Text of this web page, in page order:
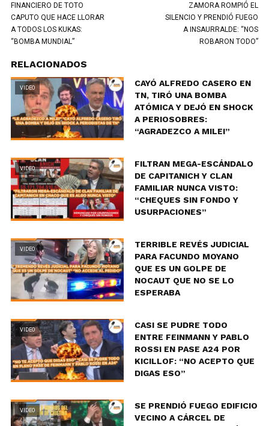
FINANCIERO DE TOTO
CAPUTO QUE HACE LLORAR
A TODOS LOS KUKAS:
“BOMBA MUNDIAL”
ZAMORA ROMPIÓ EL
SILENCIO Y PRENDIÓ FUEGO
A INSAURRALDE: “NOS
ROBARON TODO”
RELACIONADOS
VIDEO
CAYÓ ALFREDO CASERO EN
TN, TIRÓ UNA BOMBA
ATÓMICA Y DEJÓ EN SHOCK
A PERIOSOBRES:
“AGRADEZCO A MILEI”
VIDEO
FILTRAN MEGA-ESCÁNDALO
DE CAPITANICH Y CLAN
FAMILIAR NUNCA VISTO:
“CHEQUES SIN FONDO Y
USURPACIONES”
VIDEO
TERRIBLE REVÉS JUDICIAL
PARA FACUNDO MOYANO
QUE ES UN GOLPE DE
NOCAUT QUE NO SE LO
ESPERABA
VIDEO
CASI SE PUDRE TODO
ENTRE FEINMANN Y PABLO
ROSSI EN PASE A24 POR
KICILLOF: “NO ACEPTO QUE
DIGAS ESO”
VIDEO
SE PRENDIÓ FUEGO EDIFICIO
VECINO A CÁRCEL DE